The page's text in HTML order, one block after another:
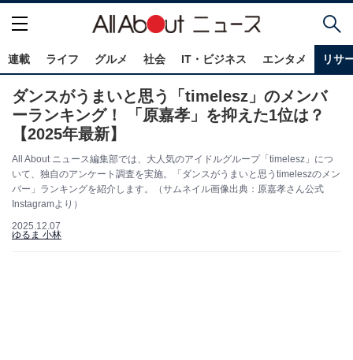
連載 ライフ グルメ 社会 IT・ビジネス エンタメ リサ
ダンスがうまいと思う「timelesz」のメンバ
ーランキング！ 「原嘉孝」を抑えた1位は？
【2025年最新】
All About ニュース編集部では、大人気のアイドルグループ「timelesz」につ
いて、独自のアンケート調査を実施。「ダンスがうまいと思うtimeleszのメン
バー」ランキングを紹介します。（サムネイル画像出典：原嘉孝さん公式
Instagramより）
2025.12.07
ゆるま 小林